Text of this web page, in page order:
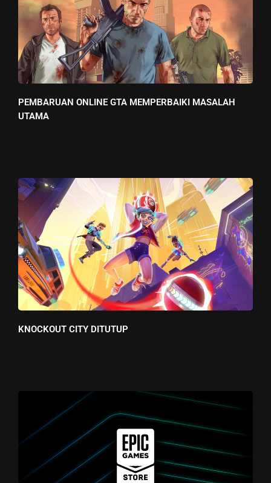
PEMBARUAN ONLINE GTA MEMPERBAIKI MASALAH
UTAMA
KNOCKOUT CITY DITUTUP